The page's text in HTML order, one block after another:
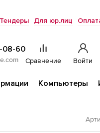
Тендеры Для юр.лиц
08-60
Сравнение Войти
Компьютеры